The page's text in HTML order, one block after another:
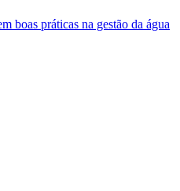
boas práticas na gestão da água